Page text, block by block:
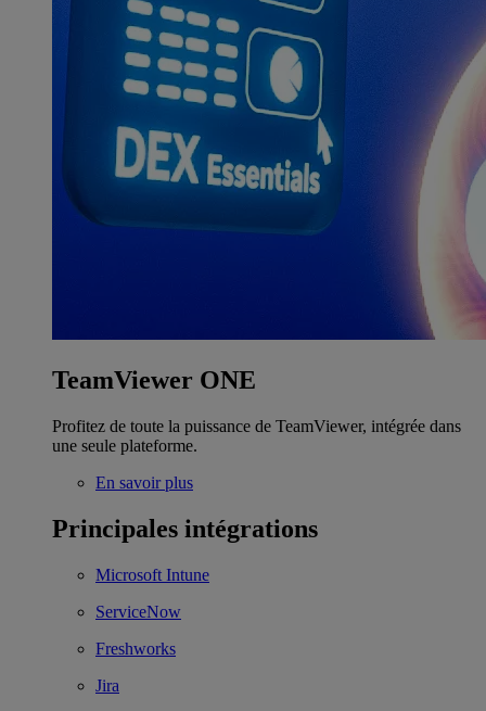
TeamViewer ONE
Profitez de toute la puissance de TeamViewer, intégrée dans
une seule plateforme.
En savoir plus
Principales intégrations
Microsoft Intune
ServiceNow
Freshworks
Jira